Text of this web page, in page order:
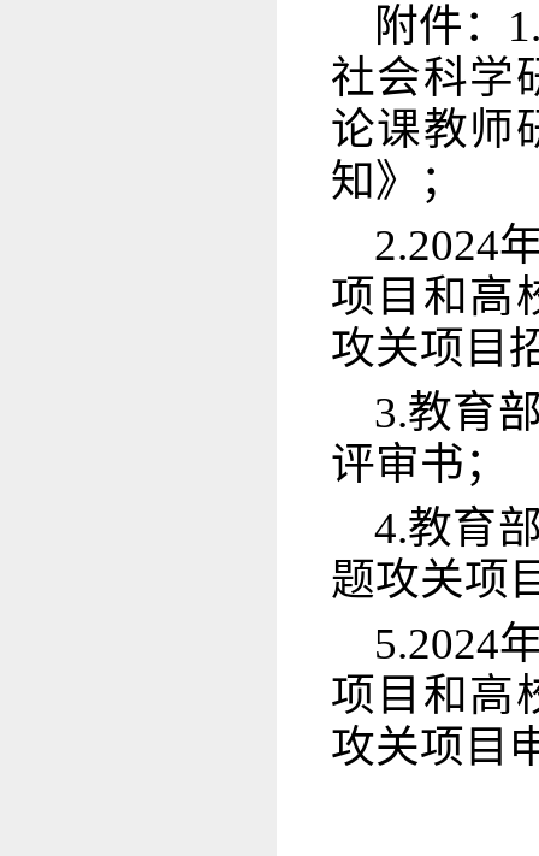
附件：
社会科学
论课教师
知》；
2.2024
项目和高
攻关项目
3.教育
评审书；
4.教育
题攻关项
5.2024
项目和高
攻关项目